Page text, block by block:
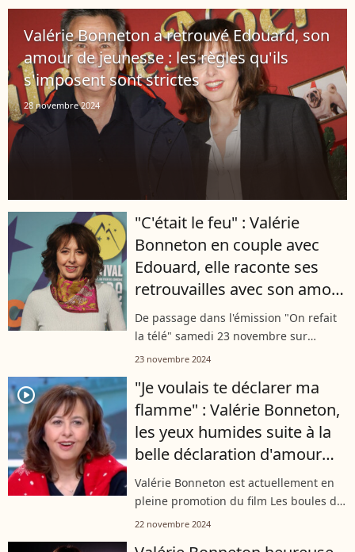
ses moments de partage...
Valérie Bonneton a retrouvé Edouard, son
amour de jeunesse : les règles qu'ils
s'imposent sont strictes
28 novembre 2024
"C'était le feu" : Valérie
Bonneton en couple avec
Edouard, elle raconte ses
retrouvailles avec son amour
de jeunesse
De passage dans l'émission "On refait
la télé" samedi 23 novembre sur
l'antenne de RTL, la comédienne Valérie
avec Edouard, son amour de
jeunesse,...
23 novembre 2024
player2
"Je voulais te déclarer ma
flamme" : Valérie Bonneton,
les yeux humides suite à la
belle déclaration d'amour
d'un acteur
Valérie Bonneton est actuellement en
pleine promotion du film Les boules de
Noël, réalisé par Alexandre Leclère,
22 novembre 2024